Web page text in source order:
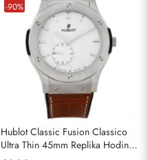
-90%
Hublot Classic Fusion Classico
Ultra Thin 45mm Replika Hodinky